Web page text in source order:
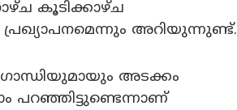
കൂടിക്കാഴ്ച
അറിയുന്നുണ്ട്.
അടക്കം
പറഞ്ഞിട്ടുണ്ടെന്നാണ്